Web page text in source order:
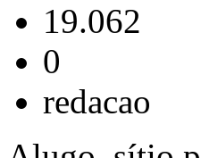
19.062
0
redacao